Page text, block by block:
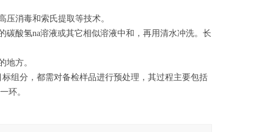
消毒和索氏提取等技术。
酸氢na溶液或其它相似溶液中和，再用清水冲洗。长
方。
分，都需对备检样品进行预处理，其过程主要包括
环。